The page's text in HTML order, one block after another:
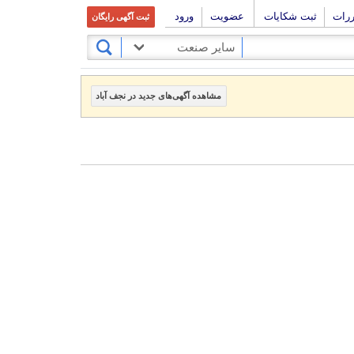
ثبت شکایات عضویت ورود ثبت آگهی رایگان
سایر صنعت
مشاهده آگهی‌های جدید در نجف آباد